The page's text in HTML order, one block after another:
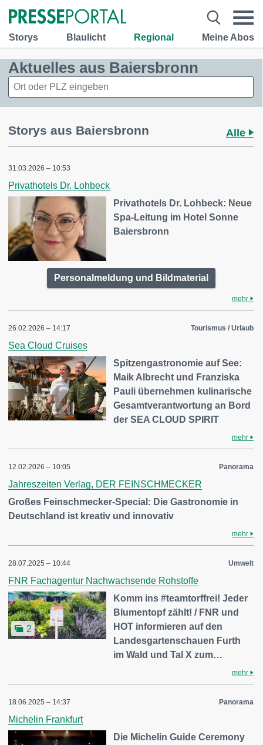
Storys Blaulicht Regional Meine Abos
Aktuelles aus Baiersbronn
Storys aus Baiersbronn Alle
31.03.2026 – 10:53
Privathotels Dr. Lohbeck
Privathotels Dr. Lohbeck: Neue
Spa-Leitung im Hotel Sonne
Baiersbronn
Personalmeldung und Bildmaterial
mehr
26.02.2026 – 14:17 Tourismus / Urlaub
Sea Cloud Cruises
Spitzengastronomie auf See:
Maik Albrecht und Franziska
Pauli übernehmen kulinarische
Gesamtverantwortung an Bord
der SEA CLOUD SPIRIT
mehr
12.02.2026 – 10:05 Panorama
Jahreszeiten Verlag, DER FEINSCHMECKER
Großes Feinschmecker-Special: Die Gastronomie in
Deutschland ist kreativ und innovativ
mehr
28.07.2025 – 10:44 Umwelt
FNR Fachagentur Nachwachsende Rohstoffe
2
Komm ins #teamtorffrei! Jeder
Blumentopf zählt! / FNR und
HOT informieren auf den
Landesgartenschauen Furth
im Wald und Tal X zum…
mehr
18.06.2025 – 14:37 Panorama
Michelin Frankfurt
Die Michelin Guide Ceremony